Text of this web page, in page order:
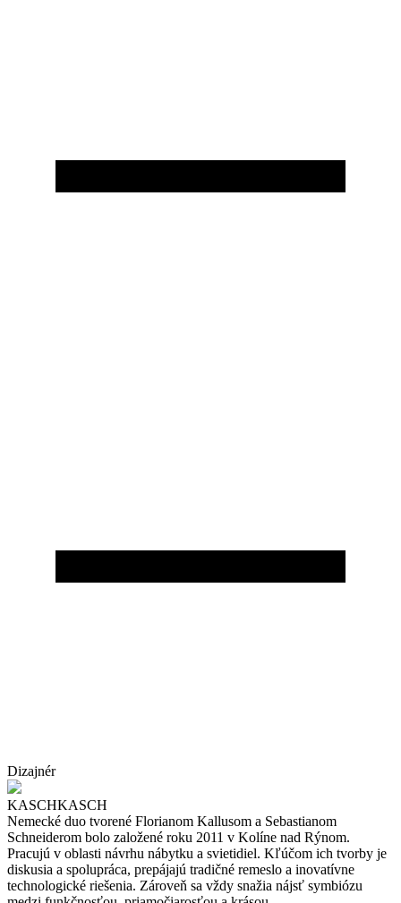
Dizajnér
KASCHKASCH
Nemecké duo tvorené Florianom Kallusom a Sebastianom
Schneiderom bolo založené roku 2011 v Kolíne nad Rýnom.
Pracujú v oblasti návrhu nábytku a svietidiel. Kľúčom ich tvorby je
diskusia a spolupráca, prepájajú tradičné remeslo a inovatívne
technologické riešenia. Zároveň sa vždy snažia nájsť symbiózu